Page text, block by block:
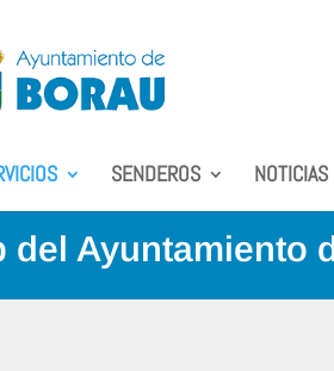
SENDEROS NOTICIAS
del Ayuntamiento